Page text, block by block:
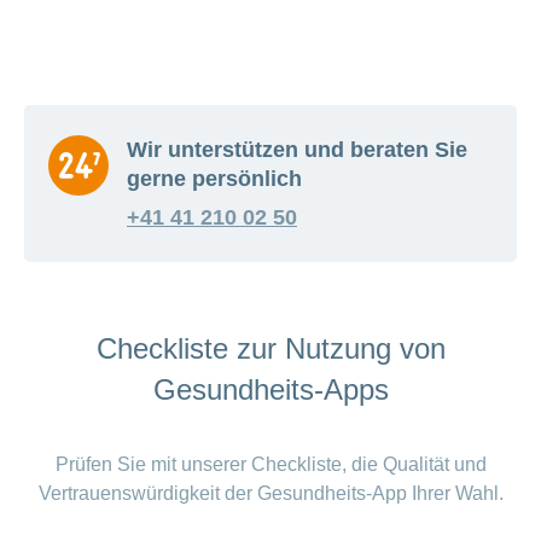
Wir unterstützen und beraten Sie
gerne persönlich
+41 41 210 02 50
Checkliste zur Nutzung von
Gesundheits-Apps
Prüfen Sie mit unserer Checkliste, die Qualität und
Vertrauenswürdigkeit der Gesundheits-App Ihrer Wahl.